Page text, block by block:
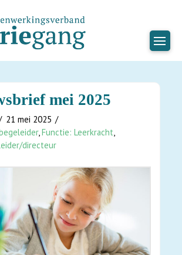
mei 2025
21 mei 2025
,Functie: Leerkracht
directeur